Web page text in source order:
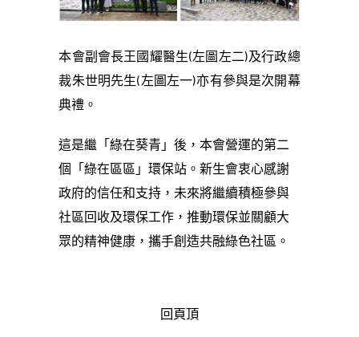
本會副會長王國耀醫生(左圖左二)及行政總
裁朱世明先生(左圖左一)亦有參與是次開幕
典禮。
這是繼「綠在葵青」後，本會營運的第二
個「綠在區區」環保站。新生會衷心感謝
政府的信任和支持，未來將繼續積極參與
社區回收及環保工作，推動環保並關顧大
眾的精神健康，攜手創造共融綠色社區。
回頁頂